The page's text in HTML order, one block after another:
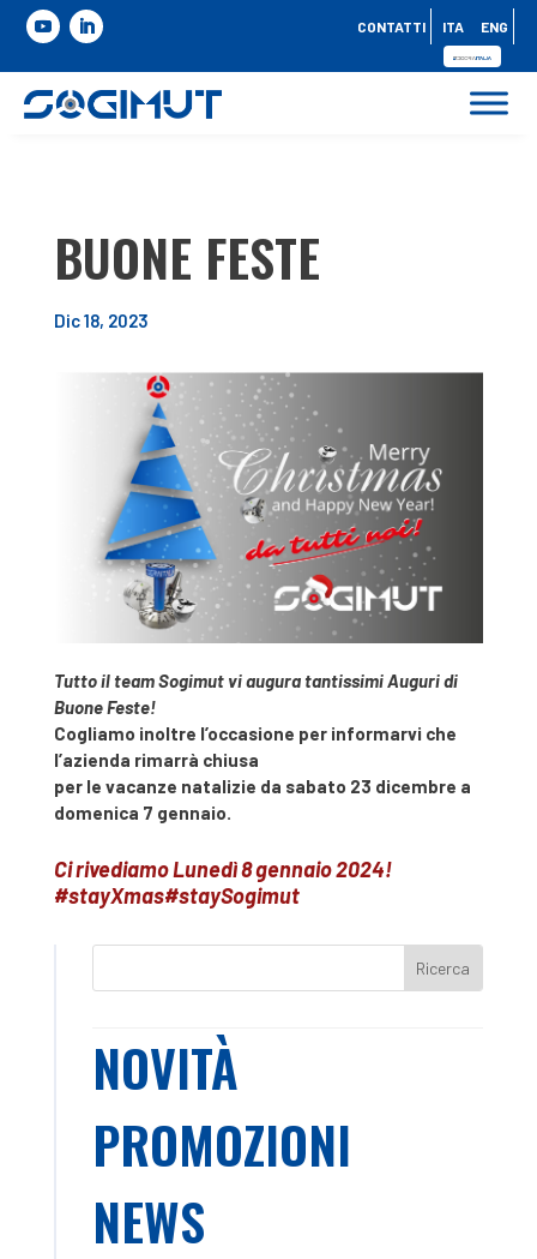
CONTATTI ITA ENG
BUONE FESTE
Dic 18, 2023
Tutto il team Sogimut vi augura tantissimi Auguri di
Buone Feste!
Cogliamo inoltre l’occasione per informarvi che
l’azienda rimarrà chiusa
per le vacanze natalizie da sabato 23 dicembre a
domenica 7 gennaio.
Ci rivediamo Lunedì 8 gennaio 2024!
#stayXmas#staySogimut
NOVITÀ
PROMOZIONI
NEWS